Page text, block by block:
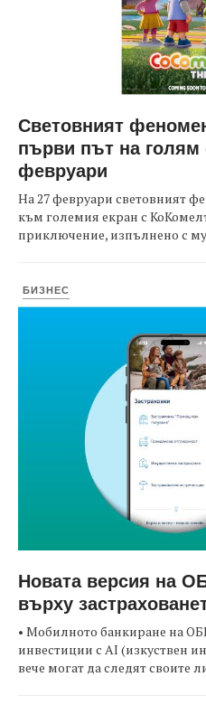
Световният
първи път на голям
февруари
На 27 февруари световният
към големия екран с
приключение, изпълнено с
БИЗНЕС
Новата версия на
върху
• Мобилното банкиране на
инвестиции с AI (изкуствен
вече могат да следят своите